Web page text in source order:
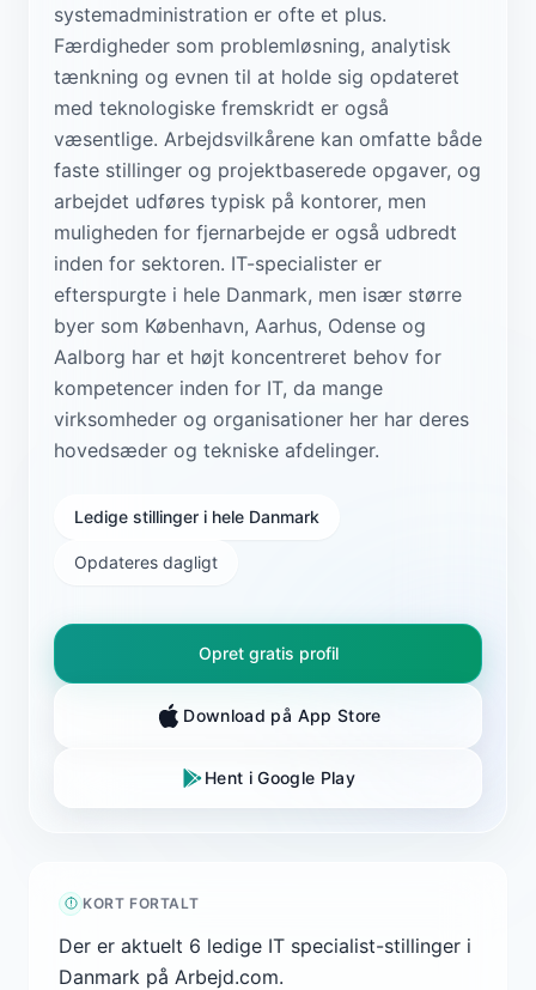
systemadministration er ofte et plus.
Færdigheder som problemløsning, analytisk
tænkning og evnen til at holde sig opdateret
med teknologiske fremskridt er også
væsentlige. Arbejdsvilkårene kan omfatte både
faste stillinger og projektbaserede opgaver, og
arbejdet udføres typisk på kontorer, men
muligheden for fjernarbejde er også udbredt
inden for sektoren. IT-specialister er
efterspurgte i hele Danmark, men især større
byer som København, Aarhus, Odense og
Aalborg har et højt koncentreret behov for
kompetencer inden for IT, da mange
virksomheder og organisationer her har deres
hovedsæder og tekniske afdelinger.
Ledige stillinger i hele Danmark
Opdateres dagligt
Opret gratis profil
Download på App Store
Hent i Google Play
KORT FORTALT
Der er aktuelt 6 ledige IT specialist-stillinger i
Danmark på Arbejd.com.